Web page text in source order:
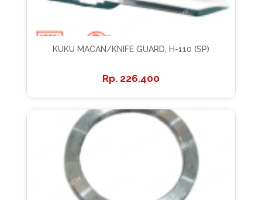
KUKU MACAN/KNIFE GUARD, H-110 (SP)
226.400